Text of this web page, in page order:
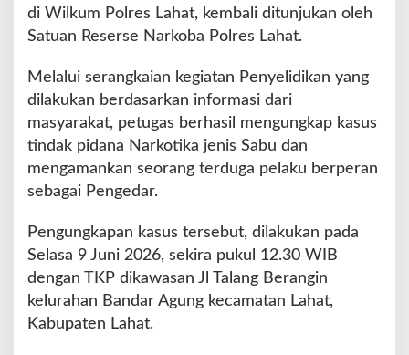
h
t
e
r
h
a
s
i
l
l
u
n
g
S
di Wilkum Polres Lahat, kembali ditunjukan oleh
Satuan Reserse Narkoba Polres Lahat.
Melalui serangkaian kegiatan Penyelidikan yang
dilakukan berdasarkan informasi dari
masyarakat, petugas berhasil mengungkap kasus
tindak pidana Narkotika jenis Sabu dan
mengamankan seorang terduga pelaku berperan
sebagai Pengedar.
Pengungkapan kasus tersebut, dilakukan pada
Selasa 9 Juni 2026, sekira pukul 12.30 WIB
dengan TKP dikawasan Jl Talang Berangin
kelurahan Bandar Agung kecamatan Lahat,
Kabupaten Lahat.